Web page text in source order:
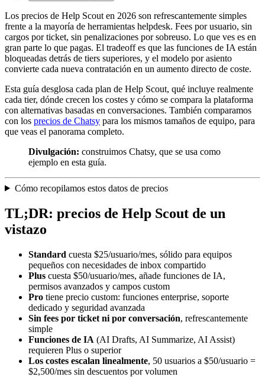
Los precios de Help Scout en 2026 son refrescantemente simples
frente a la mayoría de herramientas helpdesk. Fees por usuario, sin
cargos por ticket, sin penalizaciones por sobreuso. Lo que ves es en
gran parte lo que pagas. El tradeoff es que las funciones de IA están
bloqueadas detrás de tiers superiores, y el modelo por asiento
convierte cada nueva contratación en un aumento directo de coste.
Esta guía desglosa cada plan de Help Scout, qué incluye realmente
cada tier, dónde crecen los costes y cómo se compara la plataforma
con alternativas basadas en conversaciones. También comparamos
con los precios de Chatsy para los mismos tamaños de equipo, para
que veas el panorama completo.
Divulgación: construimos Chatsy, que se usa como
ejemplo en esta guía.
Cómo recopilamos estos datos de precios
TL;DR: precios de Help Scout de un
vistazo
Standard cuesta $25/usuario/mes, sólido para equipos
pequeños con necesidades de inbox compartido
Plus cuesta $50/usuario/mes, añade funciones de IA,
permisos avanzados y campos custom
Pro tiene precio custom: funciones enterprise, soporte
dedicado y seguridad avanzada
Sin fees por ticket ni por conversación, refrescantemente
simple
Funciones de IA (AI Drafts, AI Summarize, AI Assist)
requieren Plus o superior
Los costes escalan linealmente, 50 usuarios a $50/usuario =
$2,500/mes sin descuentos por volumen